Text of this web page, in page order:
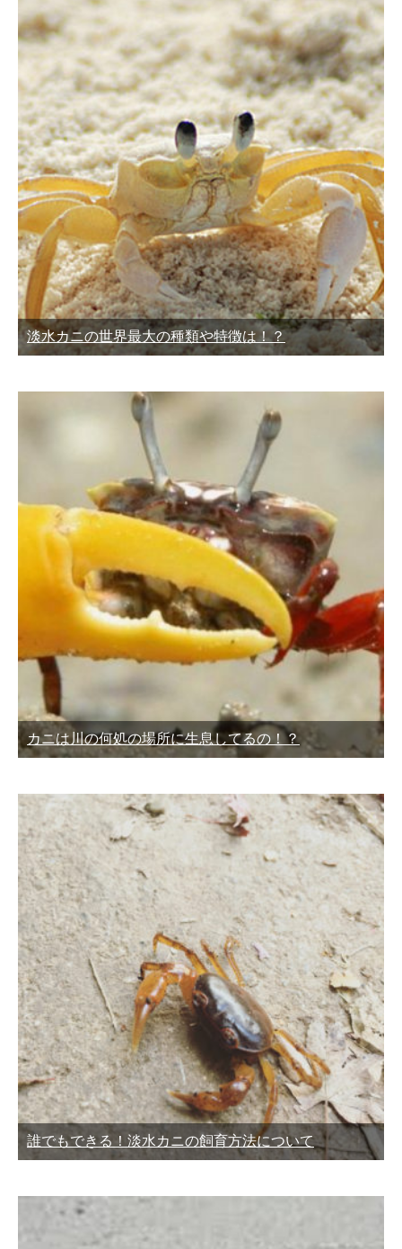
淡水カニの世界最大の種類や特徴は！？
カニは川の何処の場所に生息してるの！？
誰でもできる！淡水カニの飼育方法について